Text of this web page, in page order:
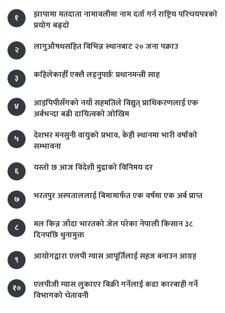
१
झापामा मतदाता नामावलीमा नाम दर्ता गर्न राष्ट्रिय परिचयपत्रको
प्रयोग बढ्दो
२
लागुऔषधसहित विभिन्न स्थानबाट २० जना पक्राउ
३ कहिलेकाहीँ एक्लै लड्नुपर्छः प्रधानमन्त्री साह
४
आइपिपीसँगको नयाँ सहमतिले विद्युत् प्राधिकरणलाई एक
अर्बभन्दा बढी दायित्वको जोखिम
५
देशभर मनसुनी वायुको प्रभाव, केही स्थानमा भारी वर्षाको
सम्भावना
६
यस्तो छ आज विदेशी मुद्राको विनिमय दर
७ भरतपुर अस्पताललाई बिमामार्फत एक वर्षमा एक अर्ब प्राप्त
८
मल किन्न जाँदा भारतको जेल परेका नेपाली किसान ३८
दिनपछि थुनामुक्त
९
आयोगद्वारा एलपी ग्यास आपूर्तिलाई सहज बनाउन आग्रह
१०
एलपीजी ग्यास लुकाएर बिक्री गर्नेलाई कडा कारबाही गर्ने
विभागको चेतावनी